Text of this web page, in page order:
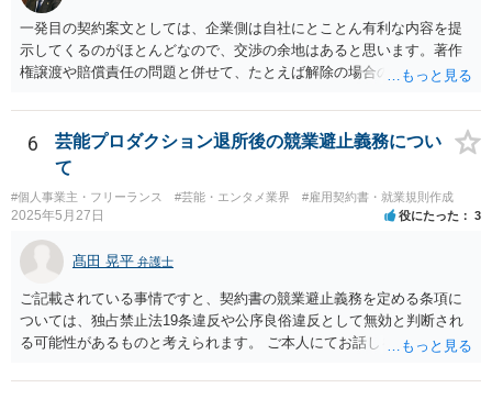
一発目の契約案文としては、企業側は自社にとことん有利な内容を提
示してくるのがほとんどなので、交渉の余地はあると思います。著作
権譲渡や賠償責任の問題と併せて、たとえば解除の場合のクリエータ
ます（実際、民法の原則では一方的な委任契約の解除には、必要に応
じて損害の補償をしなければならないと定められています。） ただ、
そこで「これはうちの定型書式なので変更できない」といった趣旨の
して契約を見送られた方が良いように思います。
6
芸能プロダクション退所後の競業避止義務につい
て
#個人事業主・フリーランス #芸能・エンタメ業界 #雇用契約書・就業規則作成
2025年5月27日 役にたった 3
髙田 晃平 弁護士
ご記載されている事情ですと、契約書の競業避止義務を定める条項に
ついては、独占禁止法19条違反や公序良俗違反として無効と判断され
る可能性があるものと考えられます。 ご本人にてお話しを進められる
で、弁護士を通じて交渉することも選択肢として取り得るかと思われ